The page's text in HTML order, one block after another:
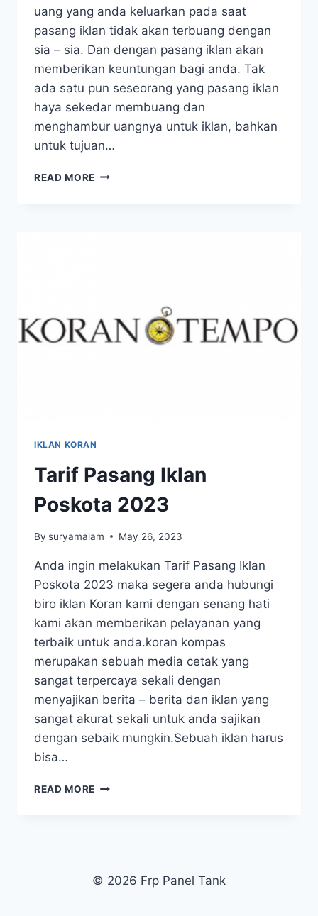
uang yang anda keluarkan pada saat
pasang iklan tidak akan terbuang dengan
sia – sia. Dan dengan pasang iklan akan
memberikan keuntungan bagi anda. Tak
ada satu pun seseorang yang pasang iklan
haya sekedar membuang dan
menghambur uangnya untuk iklan, bahkan
untuk tujuan…
READ MORE HARGA
IKLAN KORAN
Tarif Pasang Iklan
Poskota 2023
By suryamalam May 26, 2023
Anda ingin melakukan Tarif Pasang Iklan
Poskota 2023 maka segera anda hubungi
biro iklan Koran kami dengan senang hati
kami akan memberikan pelayanan yang
terbaik untuk anda.koran kompas
merupakan sebuah media cetak yang
sangat terpercaya sekali dengan
menyajikan berita – berita dan iklan yang
sangat akurat sekali untuk anda sajikan
dengan sebaik mungkin.Sebuah iklan harus
bisa…
READ MORE TARIF
© 2026 Frp Panel Tank